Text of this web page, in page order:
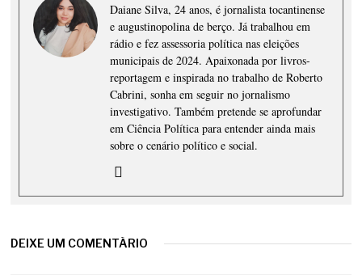
Daiane Silva, 24 anos, é jornalista tocantinense
e augustinopolina de berço. Já trabalhou em
rádio e fez assessoria política nas eleições
municipais de 2024. Apaixonada por livros-
reportagem e inspirada no trabalho de Roberto
Cabrini, sonha em seguir no jornalismo
investigativo. Também pretende se aprofundar
em Ciência Política para entender ainda mais
sobre o cenário político e social.
DEIXE UM COMENTÁRIO